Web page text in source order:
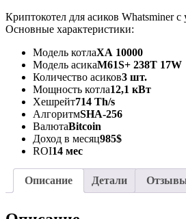
Криптокотел для асиков Whatsminer
Основные характеристики:
Модель котлаХА 10000
Модель асикаM61S+ 238T 17W
Количество асиков3 шт.
Мощность котла12,1 кВт
Хешрейт714 Th/s
АлгоритмSHA-256
ВалютаBitcoin
Доход в месяц985$
ROI14 мес
Описание Детали